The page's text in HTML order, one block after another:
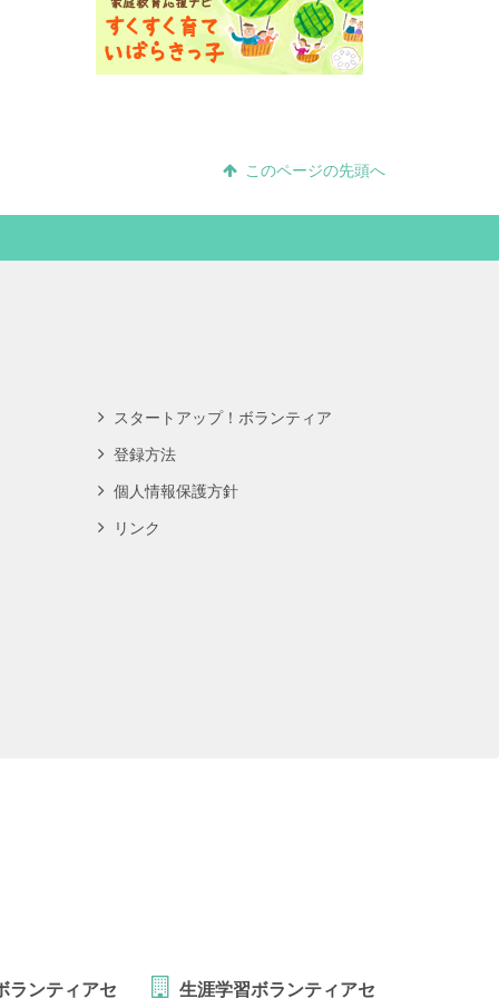
このページの先頭へ
スタートアップ！ボランティア
登録方法
個人情報保護方針
リンク
ランティアセ 生涯学習ボランティアセ